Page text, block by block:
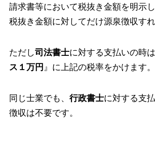
請求書等において税抜き金額を明示し
税抜き金額に対してだけ源泉徴収すれ
ただし司法書士に対する支払いの時
ス１万円 』に上記の税率をかけます。
同じ士業でも、 行政書士に対する支
徴収は不要です。